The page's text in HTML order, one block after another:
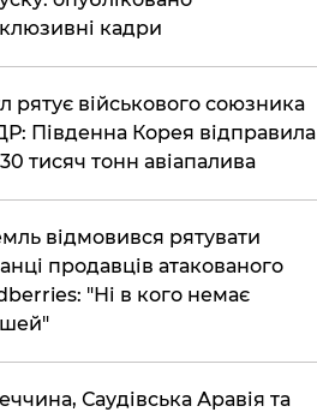
кадри
рятує військового союзника
Південна Корея відправила
тисяч тонн авіапалива
відмовився рятувати
продавців атакованого
"Ні в кого немає
Саудівська Аравія та